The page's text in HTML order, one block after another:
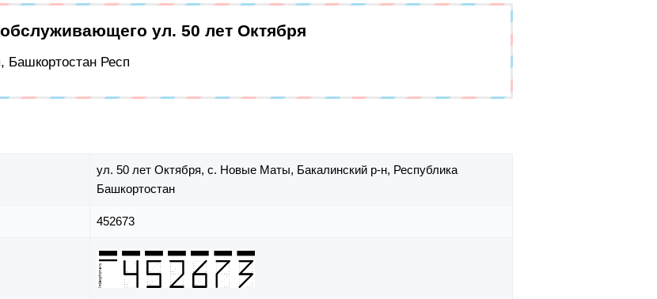
ул. 50 лет Октября
Респ
ул. 50 лет Октября, с. Новые Маты, Бакалинский р-н, Республика
Башкортостан
452673